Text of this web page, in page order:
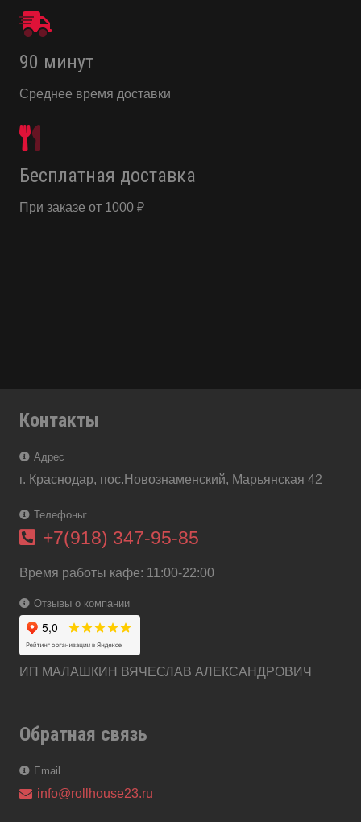
90 минут
Среднее время доставки
Бесплатная доставка
При заказе от 1000 ₽
Контакты
Адрес
г. Краснодар, пос.Новознаменский, Марьянская 42
Телефоны:
+7(918) 347-95-85
Время работы кафе: 11:00-22:00
Отзывы о компании
ИП МАЛАШКИН ВЯЧЕСЛАВ АЛЕКСАНДРОВИЧ
Обратная связь
Email
info@rollhouse23.ru